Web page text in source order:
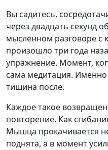
Вы садитесь,
через двадцать секунд
мысленном разговоре с
произошло три года
упражнение. Момент,
сама медитация.
тишина после.
Каждое такое
повторение. Как
Мышца прокачивается
поднята, а в момент